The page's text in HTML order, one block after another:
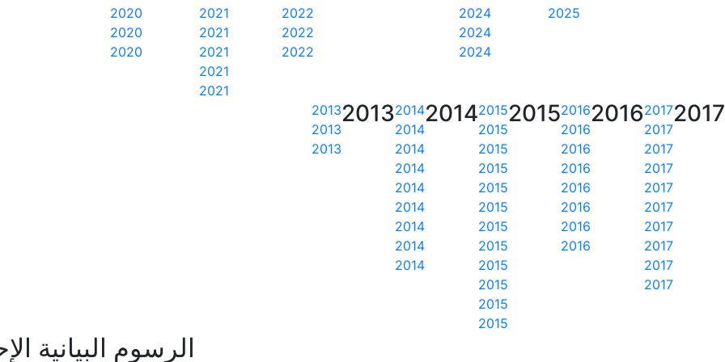
2025
2024
2024
2024
2022
2022
2022
2021
2021
2021
2021
2021
2020
2020
2020
2017
2017
2017
2017
2017
2017
2017
2017
2017
2017
2017
2016
2016
2016
2016
2016
2016
2016
2016
2016
2015
2015
2015
2015
2015
2015
2015
2015
2015
2015
2015
2015
2015
2014
2014
2014
2014
2014
2014
2014
2014
2014
2014
2013
2013
2013
2013
الرسوم البيانية